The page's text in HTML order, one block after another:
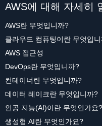
AWS에 대해 자세히
AWS란 무엇입니까?
클라우드 컴퓨팅이란 무엇입
AWS 접근성
DevOps란 무엇입니까?
컨테이너란 무엇입니까?
데이터 레이크란 무엇입니까?
인공 지능(AI)이란 무엇인가요?
생성형 AI란 무엇인가요?